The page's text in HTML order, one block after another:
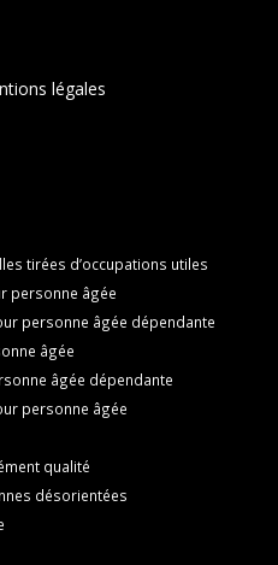
légales
tirées d’occupations utiles
personne âgée
personne âgée dépendante
âgée
âgée dépendante
personne âgée
qualité
désorientées